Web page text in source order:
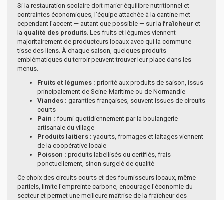
Si la restauration scolaire doit marier équilibre nutritionnel et
contraintes économiques, l’équipe attachée à la cantine met
cependant l’accent — autant que possible — sur la fraîcheur et
la qualité des produits . Les fruits et légumes viennent
majoritairement de producteurs locaux avec qui la commune
tisse des liens. À chaque saison, quelques produits
emblématiques du terroir peuvent trouver leur place dans les
menus.
Fruits et légumes : priorité aux produits de saison, issus
principalement de Seine-Maritime ou de Normandie
Viandes : garanties françaises, souvent issues de circuits
courts
Pain : fourni quotidiennement par la boulangerie
artisanale du village
Produits laitiers : yaourts, fromages et laitages viennent
de la coopérative locale
Poisson : produits labellisés ou certifiés, frais
ponctuellement, sinon surgelé de qualité
Ce choix des circuits courts et des fournisseurs locaux, même
partiels, limite l’empreinte carbone, encourage l’économie du
secteur et permet une meilleure maîtrise de la fraîcheur des